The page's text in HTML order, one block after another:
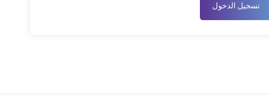
تسجيل الدخول